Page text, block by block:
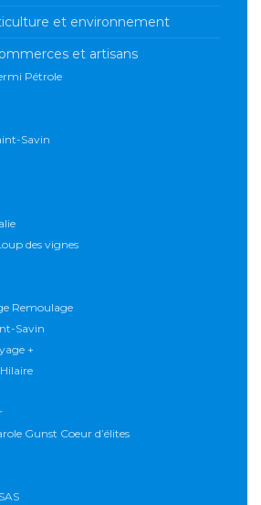
et environnement
et artisans
Pétrole
Savin
des vignes
Remoulage
Savin
+
Gunst Coeur d’élites